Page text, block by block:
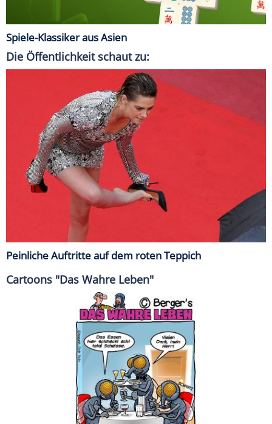
Spiele-Klassiker aus Asien
Die Öffentlichkeit schaut zu:
Peinliche Auftritte auf dem roten Teppich
Cartoons "Das Wahre Leben"